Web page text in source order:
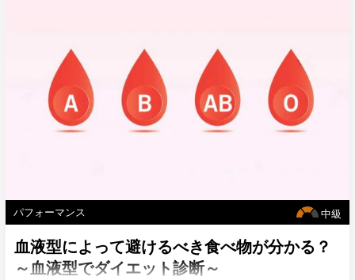
中級
パフォーマンス
血液型によって避けるべき食べ物が分かる？
～血液型でダイエット診断～